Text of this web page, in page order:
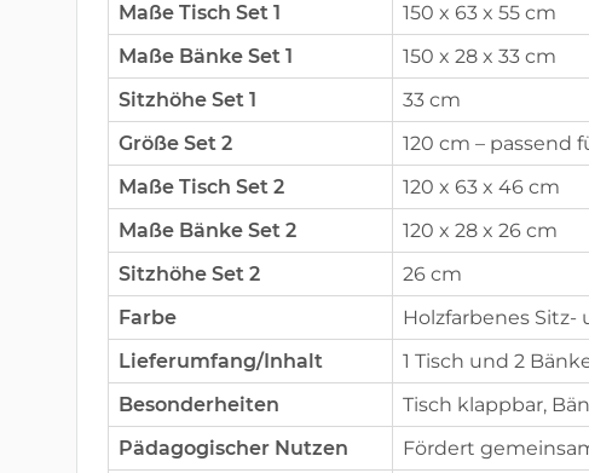
Maße Tisch Set 1
150 x 63 x 55 cm
Maße Bänke Set 1
150 x 28 x 33 cm
Sitzhöhe Set 1
33 cm
Größe Set 2
120 cm – passend
Maße Tisch Set 2
120 x 63 x 46 cm
Maße Bänke Set 2
120 x 28 x 26 cm
Sitzhöhe Set 2
26 cm
Farbe
Holzfarbenes Sitz-
Lieferumfang/Inhalt
1 Tisch und 2
Besonderheiten
Tisch klappbar,
Pädagogischer Nutzen
Fördert